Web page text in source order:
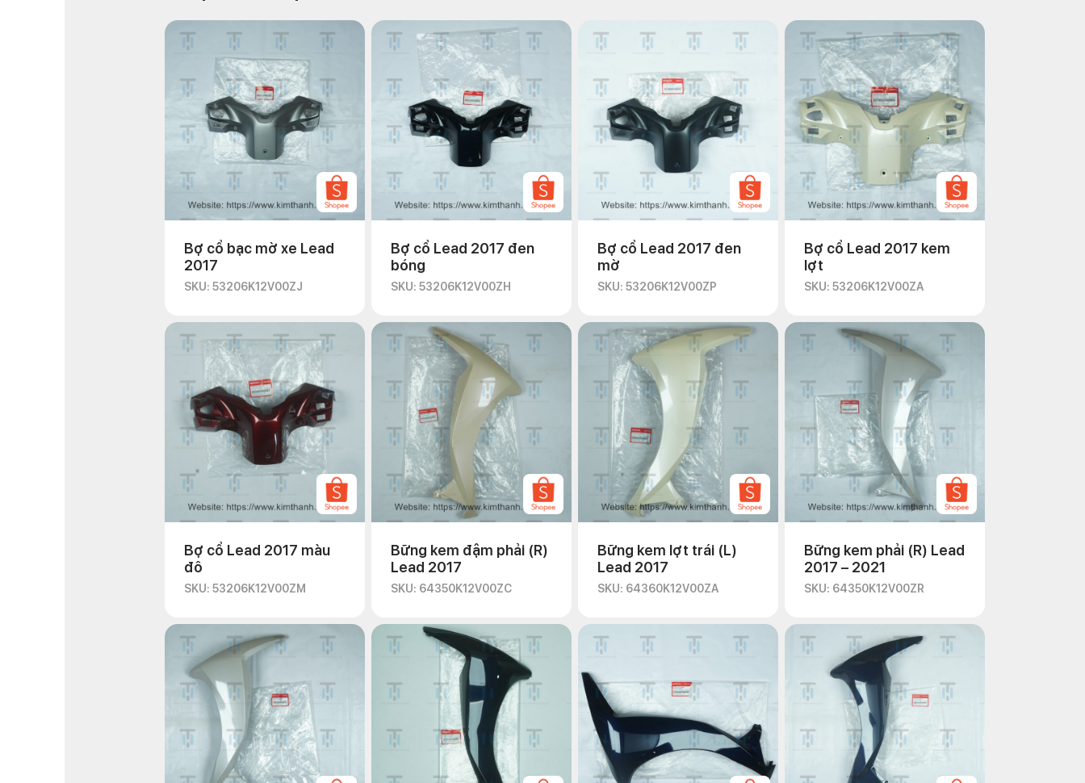
Bợ cổ bạc mờ xe Lead
2017
SKU: 53206K12V00ZJ
Bợ cổ Lead 2017 đen
bóng
SKU: 53206K12V00ZH
Bợ cổ Lead 2017 đen
mờ
SKU: 53206K12V00ZP
Bợ cổ Lead 2017 kem
lợt
SKU: 53206K12V00ZA
Bợ cổ Lead 2017 màu
đô
SKU: 53206K12V00ZM
Bững kem đậm phải (R)
Lead 2017
SKU: 64350K12V00ZC
Bững kem lợt trái (L)
Lead 2017
SKU: 64360K12V00ZA
Bững kem phải (R) Lead
2017 – 2021
SKU: 64350K12V00ZR